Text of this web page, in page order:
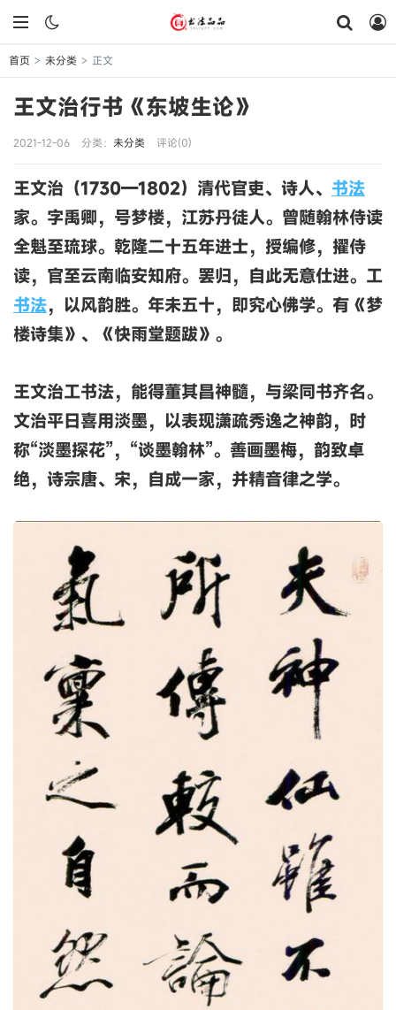
首页 > 未分类 > 正文
王文治行书《东坡生论》
2021-12-06 分类： 未分类 评论(0)
王文治（1730—1802）清代官吏、诗人、 书法
家。字禹卿，号梦楼，江苏丹徒人。曾随翰林侍读
全魁至琉球。乾隆二十五年进士，授编修，擢侍
读，官至云南临安知府。罢归，自此无意仕进。工
书法，以风韵胜。年未五十，即究心佛学。有《梦
楼诗集》、《快雨堂题跋》。
王文治工书法，能得董其昌神髓，与梁同书齐名。
文治平日喜用淡墨，以表现潇疏秀逸之神韵，时
称“淡墨探花”，“谈墨翰林”。善画墨梅，韵致卓
绝，诗宗唐、宋，自成一家，并精音律之学。